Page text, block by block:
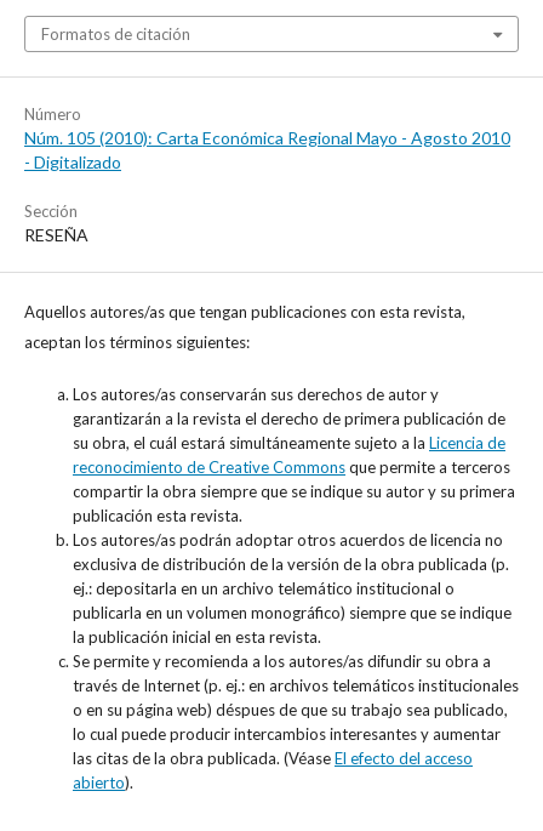
Formatos de citación
Número
Núm. 105 (2010): Carta Económica Regional Mayo - Agosto 2010
- Digitalizado
Sección
RESEÑA
Aquellos autores/as que tengan publicaciones con esta revista,
aceptan los términos siguientes:
Los autores/as conservarán sus derechos de autor y
garantizarán a la revista el derecho de primera publicación de
su obra, el cuál estará simultáneamente sujeto a la Licencia de
reconocimiento de Creative Commonsque permite a terceros
compartir la obra siempre que se indique su autor y su primera
publicación esta revista.
Los autores/as podrán adoptar otros acuerdos de licencia no
exclusiva de distribución de la versión de la obra publicada (p.
ej.: depositarla en un archivo telemático institucional o
publicarla en un volumen monográfico) siempre que se indique
la publicación inicial en esta revista.
Se permite y recomienda a los autores/as difundir su obra a
través de Internet (p. ej.: en archivos telemáticos institucionales
o en su página web) déspues de que su trabajo sea publicado,
lo cual puede producir intercambios interesantes y aumentar
las citas de la obra publicada. (VéaseEl efecto del acceso
abierto).